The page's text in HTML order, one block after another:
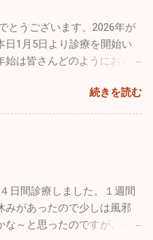
き、本当にとんぼ返りです
那覇の基地祭は内地の基
と言う感じはなかったで
旅客機を眺めているだけで
地は官民両方が使用するた
、ここ那覇基地では通常の
時間が取れないようです。
分の短い時間でしたが、友
っと晴天です。寒さは厳し
にはうれしい天候です。自
ひかずに健康状態を維持
りずにお出かけです（笑）
めのお出かけをしてきまし
勤し帰りもかなり遅くな
もらいたくて出かけてきま
グランはとても広くてたく
ていました。大型犬、中
とうございます。2026年が
日1月5日より診療を開始い
は皆さんどのようにお過
ともにフレッシュ出来まし
フルエンザ、感染性胃腸炎
週間でしたが集団生活も
ないと状況は分かりませ
かな始まりを迎えたいもの
年末年始は終了。これから
続きを読む
日間診療しました。１週間
みがあったので少しは風邪
～と思ったのですが、イ